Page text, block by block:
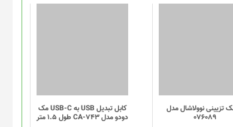
تزیینی نوولاشال مدل
076089
کابل تبدیل USB به USB-C مک
دودو مدل CA-743 طول 1.5 متر